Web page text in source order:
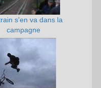
s'en va dans la
campagne